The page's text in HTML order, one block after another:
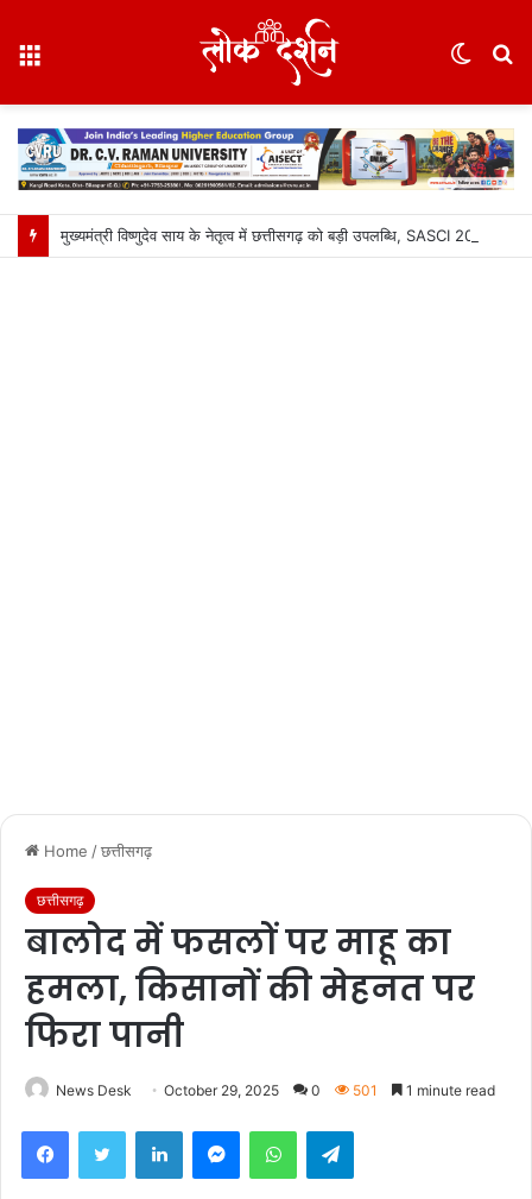
Home /छत्तीसगढ़
छत्तीसगढ़
बालोद में फसलों पर माहू का
हमला, किसानों की मेहनत पर
फिरा पानी
News Desk October 29, 2025 0 501 1 minute read